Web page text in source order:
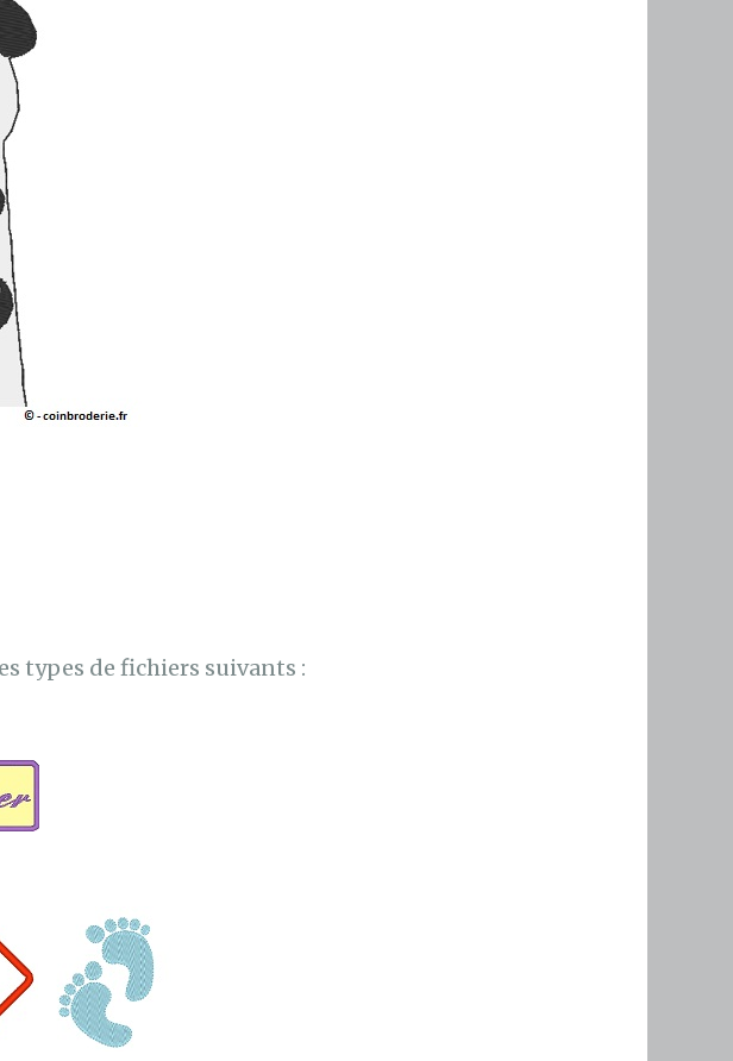
types de fichiers suivants :